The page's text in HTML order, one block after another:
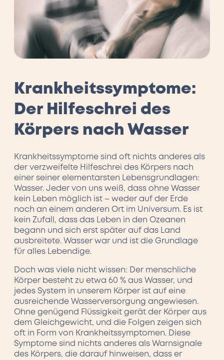
Krankheitssymptome:
Der Hilfeschrei des
Körpers nach Wasser
Krankheitssymptome sind oft nichts anderes als
der verzweifelte Hilfeschrei des Körpers nach
einer seiner elementarsten Lebensgrundlagen:
Wasser. Jeder von uns weiß, dass ohne Wasser
kein Leben möglich ist – weder auf der Erde
noch an einem anderen Ort im Universum. Es ist
kein Zufall, dass das Leben in den Ozeanen
begann und sich erst später auf das Land
ausbreitete. Wasser war und ist die Grundlage
für alles Lebendige.
Doch was viele nicht wissen: Der menschliche
Körper besteht zu etwa 60 % aus Wasser, und
jedes System in unserem Körper ist auf eine
ausreichende Wasserversorgung angewiesen.
Ohne genügend Flüssigkeit gerät der Körper aus
dem Gleichgewicht, und die Folgen zeigen sich
oft in Form von Krankheitssymptomen. Diese
Symptome sind nichts anderes als Warnsignale
des Körpers, die darauf hinweisen, dass er